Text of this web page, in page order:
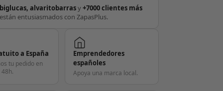
biglucas, alvaritobarrasy+7000 clientes más
están entusiasmados con ZapasPlus.
a España
tu pedido en
Emprendedores
españoles
Apoya una marca local.